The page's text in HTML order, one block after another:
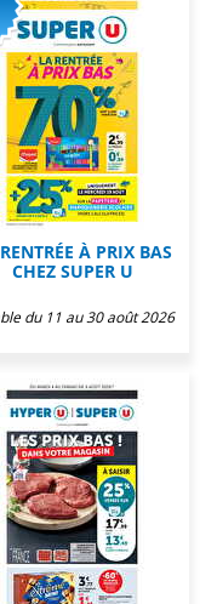
À PRIX BAS
CHEZ SUPER U
du 11 au 30 août 2026